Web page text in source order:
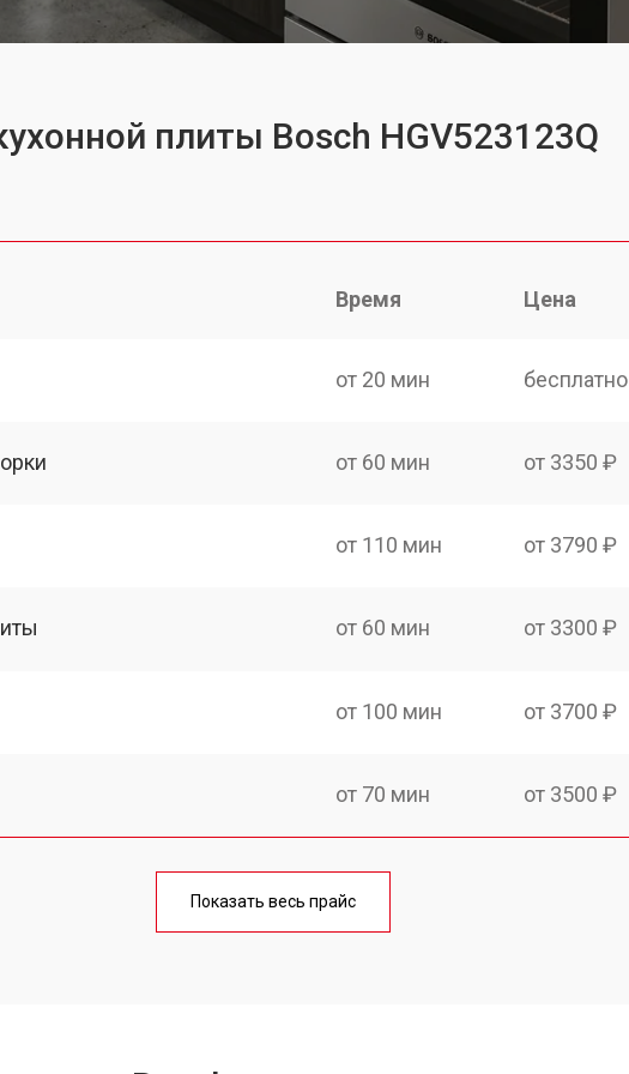
плиты Bosch HGV523123Q
Время Цена
от 20 мин бесплатно
от 60 мин от 3350 ₽
от 110 мин от 3790 ₽
от 60 мин от 3300 ₽
от 100 мин от 3700 ₽
от 70 мин от 3500 ₽
от 120 мин
Показать весь прайс